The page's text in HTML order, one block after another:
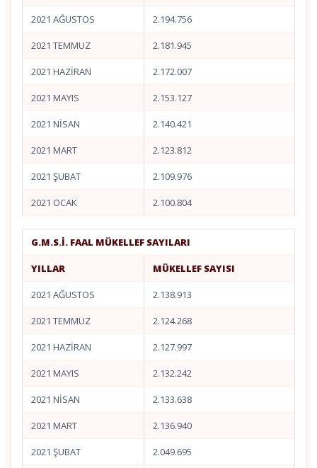
2021 AĞUSTOS 2.194.756
2021 TEMMUZ 2.181.945
2021 HAZİRAN 2.172.007
2021 MAYIS 2.153.127
2021 NİSAN 2.140.421
2021 MART 2.123.812
2021 ŞUBAT 2.109.976
2021 OCAK 2.100.804
G.M.S.İ. FAAL MÜKELLEF SAYILARI
YILLAR MÜKELLEF SAYISI
2021 AĞUSTOS 2.138.913
2021 TEMMUZ 2.124.268
2021 HAZİRAN 2.127.997
2021 MAYIS 2.132.242
2021 NİSAN 2.133.638
2021 MART 2.136.940
2021 ŞUBAT 2.049.695